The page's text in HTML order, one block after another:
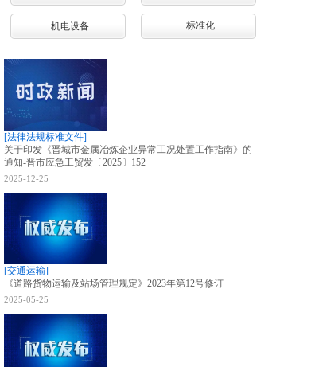
机电设备 标准化
[法律法规标准文件]
关于印发《晋城市金属冶炼企业异常工况处置工作指南》的
通知-晋市应急工贸发〔2025〕152
2025-12-25
[交通运输]
《道路货物运输及站场管理规定》2023年第12号修订
2025-05-25